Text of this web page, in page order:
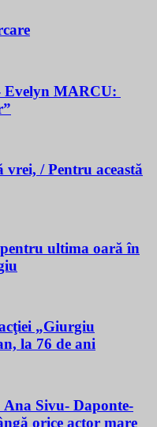
MARCU:
/ Pentru această
ultima oară în
„Giurgiu
la 76 de ani
Sivu- Daponte-
orice actor mare